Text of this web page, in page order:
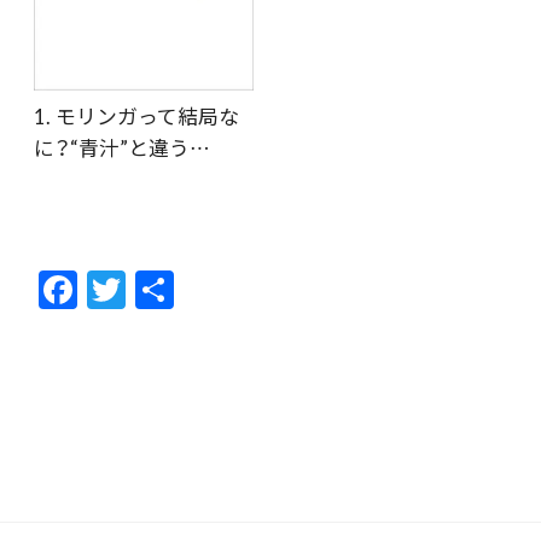
1. モリンガって結局な
に？“青汁”と違う…
F
ac
T
w